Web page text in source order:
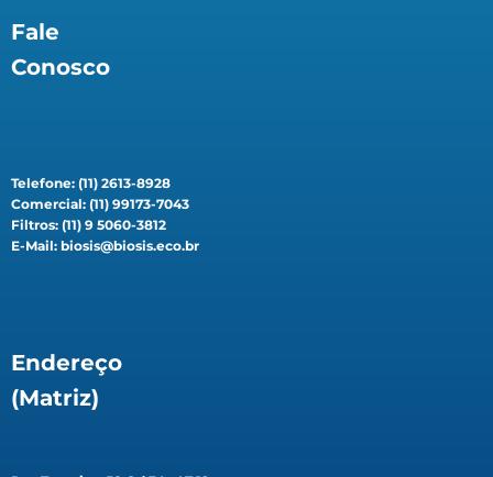
Fale
Conosco
Telefone: (11) 2613-8928
Comercial: (11) 99173-7043
Filtros: (11) 9 5060-3812
E-Mail: biosis@biosis.eco.br
Endereço
(Matriz)